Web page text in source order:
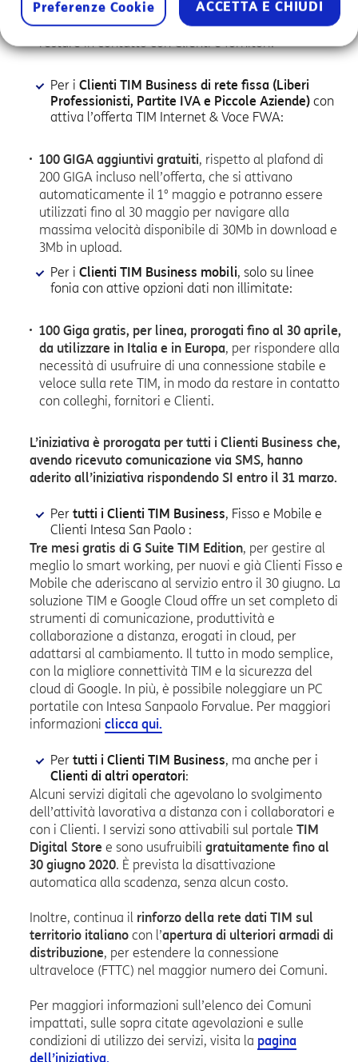
Trasferimento di chiamata
, attivabile senza costi
aggiuntivi per non perdere nessuna chiamata e
restare in contatto con Clienti e fornitori.
Per iClienti TIM Business di rete fissa (Liberi
Professionisti, Partite IVA e Piccole Aziende) con
attiva l’offerta TIM Internet & Voce FWA:
100 GIGA aggiuntivi gratuiti, rispetto al plafond di
200 GIGA incluso nell’offerta, che si attivano
automaticamente il 1° maggio e potranno essere
utilizzati fino al 30 maggio per navigare alla
massima velocità disponibile di 30Mb in download e
3Mb in upload.
Per iClienti TIM Business mobili, solo su linee
fonia con attive opzioni dati non illimitate:
100 Giga gratis, per linea, prorogati fino al 30 aprile,
da utilizzare in Italia e in Europa, per rispondere alla
necessità di usufruire di una connessione stabile e
veloce sulla rete TIM, in modo da restare in contatto
con colleghi, fornitori e Clienti.
L’iniziativa è prorogata per tutti i Clienti Business che,
avendo ricevuto comunicazione via SMS, hanno
aderito all’iniziativa rispondendo SI entro il 31 marzo.
Pertutti i Clienti TIM Business, Fisso e Mobile e
Clienti Intesa San Paolo :
Tre mesi gratis di G Suite TIM Edition, per gestire al
meglio lo smart working, per nuovi e già Clienti Fisso e
Mobile che aderiscano al servizio entro il 30 giugno. La
soluzione TIM e Google Cloud offre un set completo di
strumenti di comunicazione, produttività e
collaborazione a distanza, erogati in cloud, per
adattarsi al cambiamento. Il tutto in modo semplice,
con la migliore connettività TIM e la sicurezza del
cloud di Google. In più, è possibile noleggiare un PC
portatile con Intesa Sanpaolo Forvalue. Per maggiori
informazioniclicca qui.
Pertutti i Clienti TIM Business, ma anche per i
Clienti di altri operatori:
Alcuni servizi digitali che agevolano lo svolgimento
dell’attività lavorativa a distanza con i collaboratori e
con i Clienti. I servizi sono attivabili sul portaleTIM
Digital Store e sono usufruibiligratuitamente fino al
30 giugno 2020. È prevista la disattivazione
automatica alla scadenza, senza alcun costo.
Inoltre, continua il rinforzo della rete dati TIM sul
territorio italiano con l’apertura di ulteriori armadi di
distribuzione, per estendere la connessione
ultraveloce (FTTC) nel maggior numero dei Comuni.
Per maggiori informazioni sull’elenco dei Comuni
impattati, sulle sopra citate agevolazioni e sulle
condizioni di utilizzo dei servizi, visita la pagina
dell’iniziativa.
Preferenze Cookie ACCETTA E CHIUDI